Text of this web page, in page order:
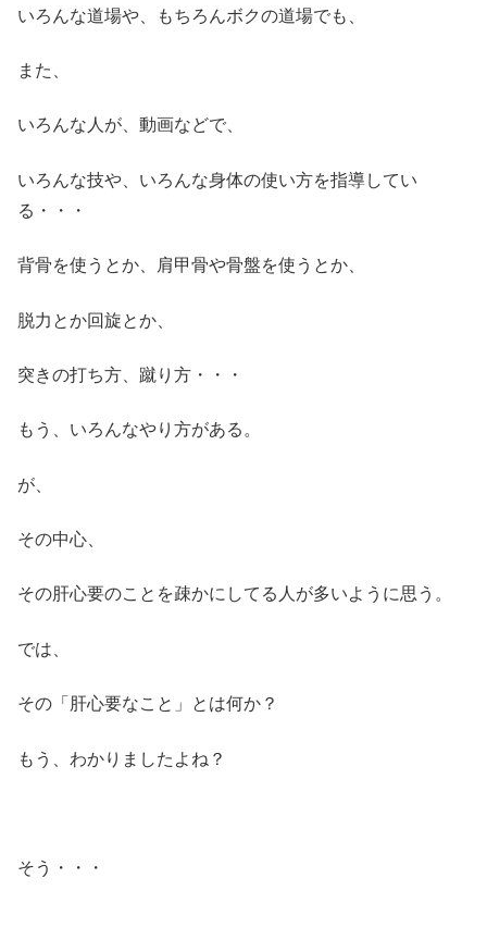
いろんな道場や、もちろんボクの道場でも、
また、
いろんな人が、動画などで、
いろんな技や、いろんな身体の使い方を指導してい
る・・・
背骨を使うとか、肩甲骨や骨盤を使うとか、
脱力とか回旋とか、
突きの打ち方、蹴り方・・・
もう、いろんなやり方がある。
が、
その中心、
その肝心要のことを疎かにしてる人が多いように思う。
では、
その「肝心要なこと」とは何か？
もう、わかりましたよね？
そう・・・